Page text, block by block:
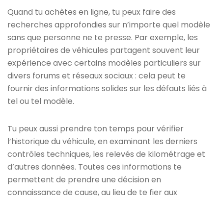
Quand tu achètes en ligne, tu peux faire des
recherches approfondies sur n’importe quel modèle
sans que personne ne te presse. Par exemple, les
propriétaires de véhicules partagent souvent leur
expérience avec certains modèles particuliers sur
divers forums et réseaux sociaux : cela peut te
fournir des informations solides sur les défauts liés à
tel ou tel modèle.
Tu peux aussi prendre ton temps pour vérifier
l’historique du véhicule, en examinant les derniers
contrôles techniques, les relevés de kilométrage et
d’autres données. Toutes ces informations te
permettent de prendre une décision en
connaissance de cause, au lieu de te fier aux